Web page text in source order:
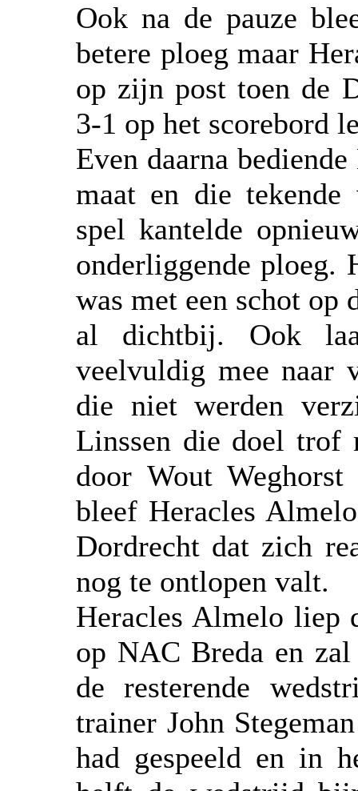
Ook na de pauze
betere ploeg maar
op zijn post toen de
3-1 op het scorebord
Even daarna
maat en die
spel kantelde
onderliggende ploeg.
was met een schot op
al dichtbij. Ook
veelvuldig mee naar
die niet werden
Linssen die doel trof
door Wout
bleef Heracles
Dordrecht dat zich
nog te ontlopen valt.
Heracles Almelo liep
op NAC Breda en
de resterende
trainer John
had gespeeld en in